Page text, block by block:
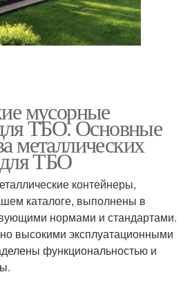
мусорные
ТБО. Основные
металлических
ТБО
контейнеры,
каталоге, выполнены в
нормами и стандартами.
высокими эксплуатационными
функциональностью и